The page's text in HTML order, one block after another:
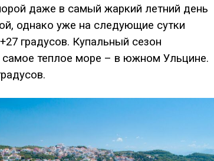
даже в самый жаркий летний день
однако уже на следующие сутки
градусов. Купальный сезон
самое теплое море – в южном Ульцине.